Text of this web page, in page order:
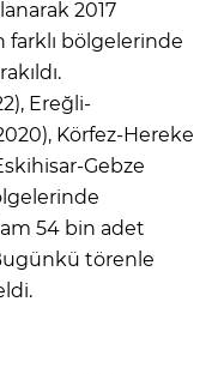
2017
farklı bölgelerinde
Ereğli-
Körfez-Hereke
Gebze
54 bin adet
törenle